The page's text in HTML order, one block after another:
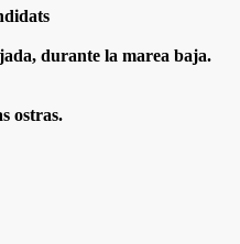
durante la marea baja.
ostras.